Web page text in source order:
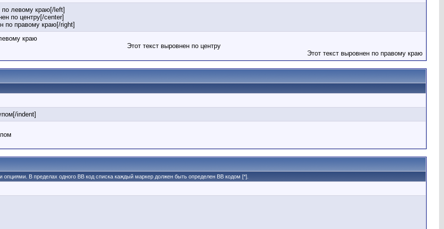
по левому краю[/left]
по центру[/center]
по правому краю[/right]
краю
Этот текст выровнен по центру
Этот текст выровнен по правому краю
indent]
В пределах одного BB код списка каждый маркер должен быть определен BB кодом [*].